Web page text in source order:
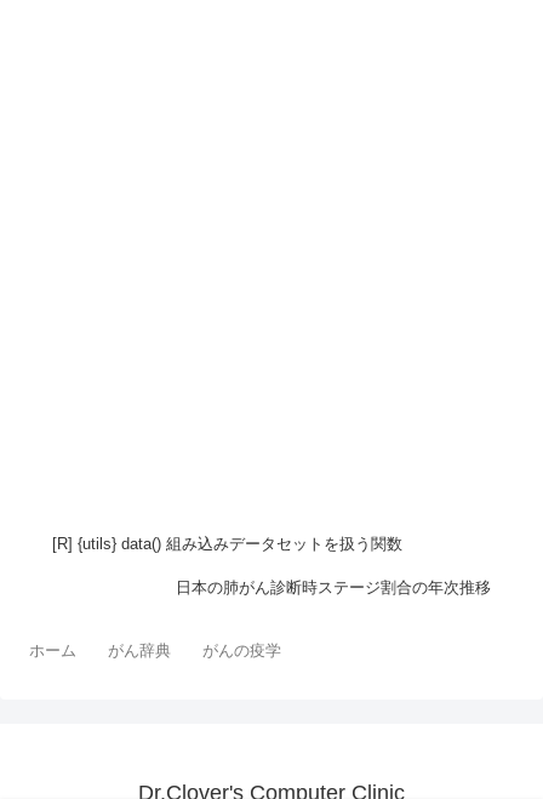
[R] {utils} data() 組み込みデータセットを扱う関数
日本の肺がん診断時ステージ割合の年次推移
ホーム がん辞典 がんの疫学
Dr.Clover's Computer Clinic